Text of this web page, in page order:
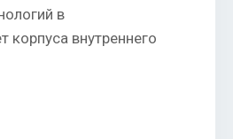
в
внутреннего